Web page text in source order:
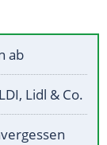
ab
Lidl & Co.